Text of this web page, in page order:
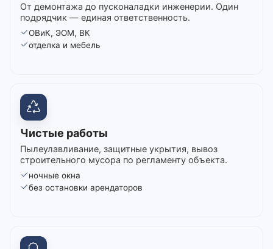
От демонтажа до пусконаладки инженерии. Один
подрядчик — единая ответственность.
ОВиК, ЭОМ, ВК
отделка и мебель
Чистые работы
Пылеулавливание, защитные укрытия, вывоз
строительного мусора по регламенту объекта.
ночные окна
без остановки арендаторов